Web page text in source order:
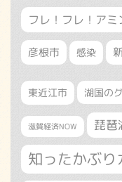
フレ！フレ！アミ
彦根市 感染
東近江市 湖国の
滋賀経済NOW 琵琶
知ったかぶり